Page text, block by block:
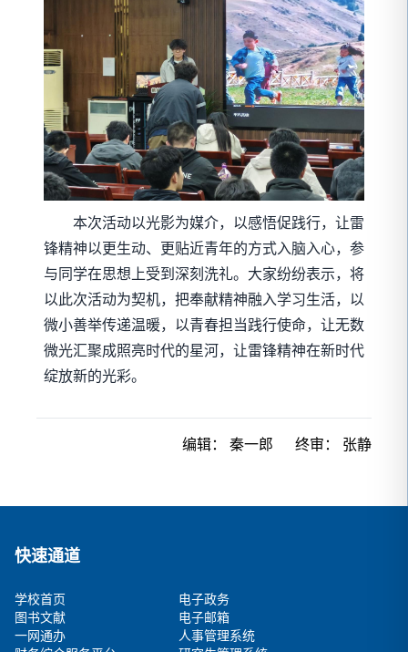
本次活动以光影为媒介，以感悟促践行，让雷
锋精神以更生动、更贴近青年的方式入脑入心，参
与同学在思想上受到深刻洗礼。大家纷纷表示，将
以此次活动为契机，把奉献精神融入学习生活，以
微小善举传递温暖，以青春担当践行使命，让无数
微光汇聚成照亮时代的星河，让雷锋精神在新时代
绽放新的光彩。
编辑： 秦一郎 终审： 张静
快速通道
学校首页
电子政务
图书文献
电子邮箱
一网通办
人事管理系统